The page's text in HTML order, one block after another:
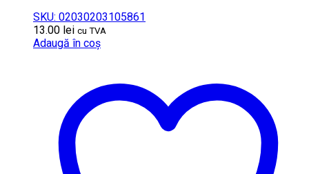
SKU: 02030203105861
13.00 lei cu TVA
Adaugă în coș